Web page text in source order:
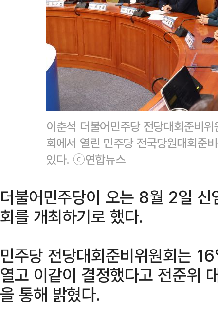
이춘석 더불어민주당 전당대회준비
회에서 열린 민주당 전국당원대회준
있다. ⓒ연합뉴스
더불어민주당이 오는 8월 2일
회를 개최하기로 했다.
민주당 전당대회준비위원회는
열고 이같이 결정했다고 전준위
을 통해 밝혔다.